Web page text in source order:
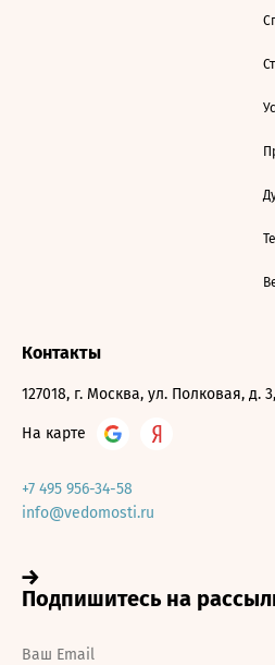
Контакты
127018, г. Москва, ул. Полковая, д.
На карте
+7 495 956-34-58
info@vedomosti.ru